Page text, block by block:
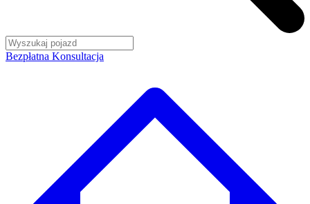
Bezpłatna Konsultacja